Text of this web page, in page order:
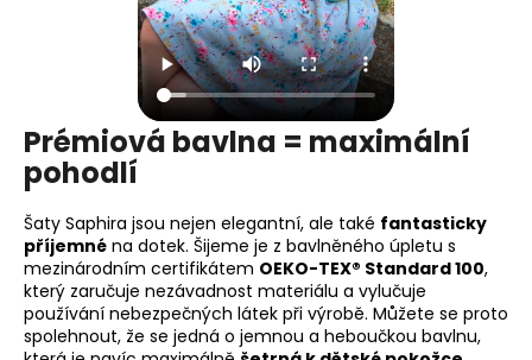
Prémiová bavlna = maximální
pohodlí
Šaty Saphira jsou nejen elegantní, ale také fantasticky
příjemné na dotek. Šijeme je z bavlněného úpletu s
mezinárodním certifikátem OEKO-TEX® Standard 100,
který zaručuje nezávadnost materiálu a vylučuje
používání nebezpečných látek při výrobě. Můžete se proto
spolehnout, že se jedná o jemnou a heboučkou bavlnu,